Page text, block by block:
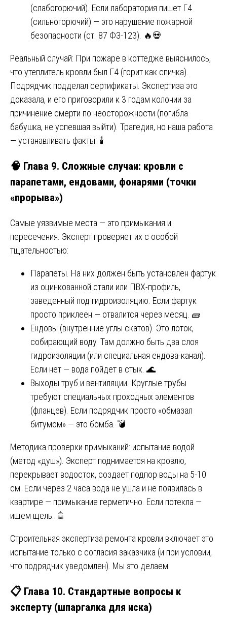
(слабогорючий). Если лаборатория пишет Г4
(сильногорючий) — это нарушение пожарной
безопасности (ст. 87 ФЗ-123). 🔥💀
Реальный случай: При пожаре в коттедже выяснилось,
что утеплитель кровли был Г4 (горит как спичка).
Подрядчик подделал сертификаты. Экспертиза это
доказала, и его приговорили к 3 годам колонии за
причинение смерти по неосторожности (погибла
бабушка, не успевшая выйти). Трагедия, но наша работа
— устанавливать факты. 🕯️
🧠 Глава 9. Сложные случаи: кровли с
парапетами, ендовами, фонарями (точки
«прорыва»)
Самые уязвимые места — это примыкания и
пересечения. Эксперт проверяет их с особой
тщательностью:
Парапеты. На них должен быть установлен фартук
из оцинкованной стали или ПВХ-профиль,
заведенный под гидроизоляцию. Если фартук
просто приклеен — отвалится через месяц. 🧱
Ендовы (внутренние углы скатов). Это лоток,
собирающий воду. Там должно быть два слоя
гидроизоляции (или специальная ендова-канал).
Если нет — вода пойдет в стык. 🌊
Выходы труб и вентиляции. Круглые трубы
требуют специальных проходных элементов
(фланцев). Если подрядчик просто «обмазал
битумом» — это бомба. 💣
Методика проверки примыканий: испытание водой
(метод «душ»). Эксперт поднимается на кровлю,
перекрывает водосток, создает подпор воды на 5-10
см. Если через 2 часа вода не ушла и не появилась в
квартире — примыкание герметично. Если потекла —
ищем щель. 🚿
Строительная экспертиза ремонта кровли включает это
испытание только с согласия заказчика (и при условии,
что подрядчик уведомлен). Мы это делаем.
📋 Глава 10. Стандартные вопросы к
эксперту (шпаргалка для иска)